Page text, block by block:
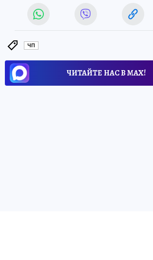
ЧП
ЧИТАЙТЕ НАС В МАХ!